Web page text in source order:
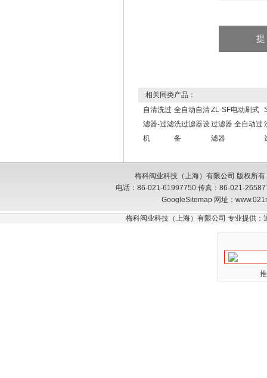
相关同类产品：
自清洗过
滤器-过滤
机
全自动自清
洗过滤器设
备
ZL-SF电动刷式
过滤器 全自动过
滤器
梅科阀业科技（上海）有限公司 版权所
电话：86-021-61997750 传真：86-021-
GoogleSitemap网址：
梅科阀业科技（上海）有限公司 专业提供